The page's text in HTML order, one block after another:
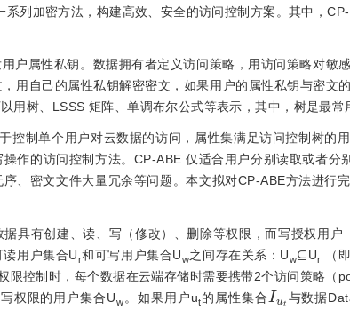
系列加密方法，构建高效、安全的访问控制方案。其中，
户属性私钥。数据拥有者定义访问策略，用访问策略对敏
用自己的属性私钥解密密文，如果用户的属性私钥与密文
用树、LSSS 矩阵、单调布尔公式等表示，其中，树是最常
控制单个用户对云数据的访问，属性集满足访问控制树的
作的访问控制方法。CP-ABE 仅适合用户分别读取或者分
、密文文件大量冗余等问题。本文拟对CP-ABE方法进行
具有创建、读、写（修改）、删除等权限，而写授权用户
用户集合Ur和可写用户集合Uw之间存在关系：Uw⊆Ur
（
限控制时，每个数据在云端存储时需要携带2个访问策略（
权限的用户集合Uw 。如果用户ut的属性集合
Iut
与数据